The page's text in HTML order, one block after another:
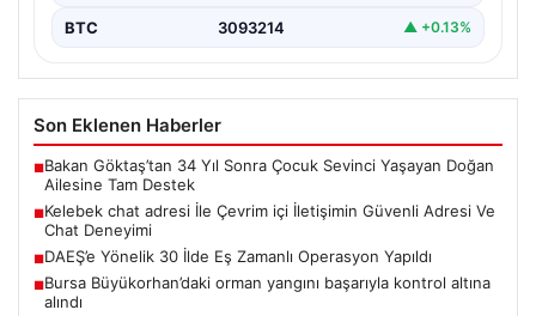
BTC 3093214 ▲ +0.13%
Son Eklenen Haberler
■Bakan Göktaş’tan 34 Yıl Sonra Çocuk Sevinci Yaşayan Doğan
Ailesine Tam Destek
■Kelebek chat adresi İle Çevrim içi İletişimin Güvenli Adresi Ve
Chat Deneyimi
■DAEŞ’e Yönelik 30 İlde Eş Zamanlı Operasyon Yapıldı
■Bursa Büyükorhan’daki orman yangını başarıyla kontrol altına
alındı